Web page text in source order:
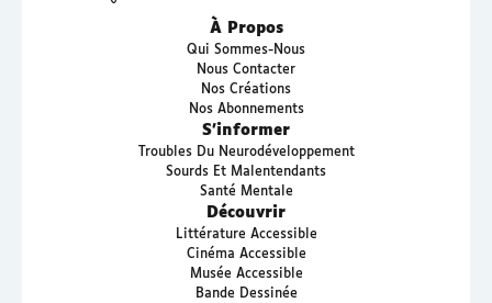
À Propos
Qui Sommes-Nous
Nous Contacter
Nos Créations
Nos Abonnements
S’informer
Troubles Du Neurodéveloppement
Sourds Et Malentendants
Santé Mentale
Découvrir
Littérature Accessible
Cinéma Accessible
Musée Accessible
Bande Dessinée